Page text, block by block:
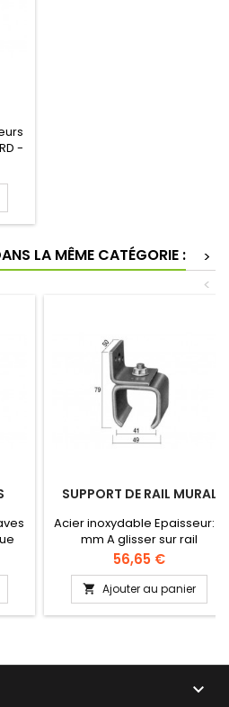
-
LA MÊME CATÉGORIE :
>
<
SUPPORT DE RAIL MURAL
Acier inoxydable Epaisseur: 4
mm A glisser sur rail
Prix
56,65 €
 Ajouter au panier
